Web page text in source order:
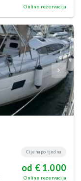
Online rezervacija
Cijena po tjednu
od € 1.000
Online rezervacija